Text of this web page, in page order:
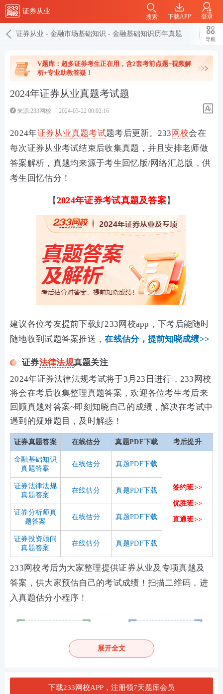
证券从业
下载APP 登录
搜索
证券从业 - 金融市场基础知识 - 金融基础知识历年真题
导航
V题库：超多证券考生正在用，含2套考前点题+视频解
析+专业助教答疑！
2024年证券从业真题考试题
来源:233网校 2024-03-22 00:02:16
2024年证券从业真题考试题考后更新。 233 网校会在
每次证券从业考试结束后收集真题，并且安排老师做
答案解析，真题均来源于考生回忆版/网络汇总版，供
考生回忆估分！
【2024年证券考试真题及答案】
建议各位考友提前下载好233网校app，下考后能随时
随地收到试题答案推送，在线估分， 提前知晓成绩>>
证券法律法规真题关注
2024年证券法律法规考试将于3月23日进行，233网校
将会在考后收集整理真题答案，欢迎各位考生考后来
回顾真题对答案~即刻知晓自己的成绩，解决在考试中
遇到的疑难题目，及时解惑！
证券真题答案 在线估分 真题PDF下载 考后提升
金融基础知识
真题答案
在线估分 真题PDF下载
签约班>>
优胜班>>
直通班>>
证券法律法规
真题答案
在线估分 真题PDF下载
证券分析师真
题答案
在线估分 真题PDF下载
证券投资顾问
真题答案
在线估分 真题PDF下载
233网校考后为大家整理提供证券从业及专项真题及
答案，供大家预估自己的考试成绩！扫描二维码，进
入真题估分小程序！
展开全文
下载233网校APP，注册领7天题库会员